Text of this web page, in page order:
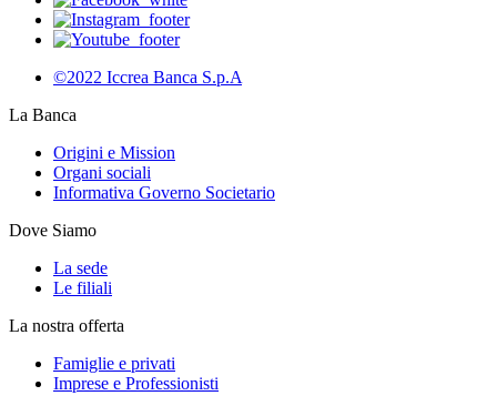
©2022 Iccrea Banca S.p.A
La Banca
Origini e Mission
Organi sociali
Informativa Governo Societario
Dove Siamo
La sede
Le filiali
La nostra offerta
Famiglie e privati
Imprese e Professionisti